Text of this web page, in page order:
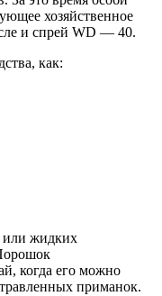
хозяйственное
и спрей WD — 40.
как:
или жидких
когда его можно
приманок.